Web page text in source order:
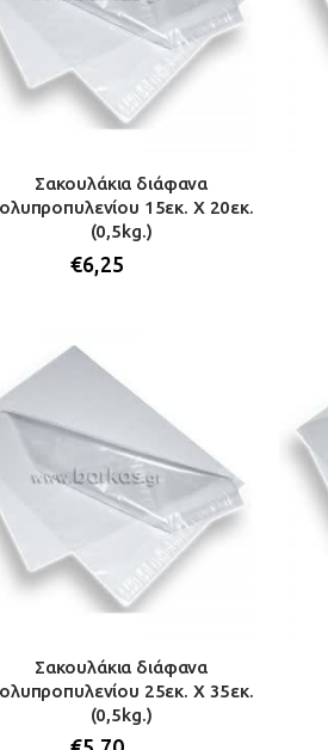
Σακουλάκια διάφανα
15εκ. Χ 20εκ.
(0,5kg.)
€6,25
Σακουλάκια διάφανα
25εκ. Χ 35εκ.
(0,5kg.)